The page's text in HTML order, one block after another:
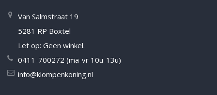
Van Salmstraat 19
5281 RP Boxtel
Let op: Geen winkel.
0411-700272 (ma-vr 10u-13u)
info@klompenkoning.nl